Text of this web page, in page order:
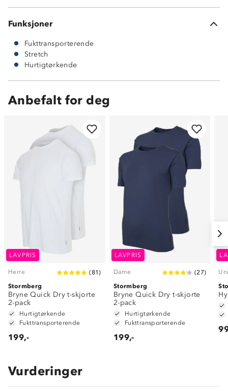
Funksjoner
Fukttransporterende
Stretch
Hurtigtørkende
Anbefalt for deg
LAVPRIS
Herre (81 )
Stormberg
Bryne Quick Dry t-skjorte
2-pack
Hurtigtørkende
Fukttransporterende
199,-
LAVPRIS
Dame (27)
Stormberg
Bryne Quick Dry t-skjorte
2-pack
Hurtigtørkende
Fukttransporterende
199,-
Vurderinger